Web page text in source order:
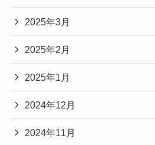
2025年3月
2025年2月
2025年1月
2024年12月
2024年11月